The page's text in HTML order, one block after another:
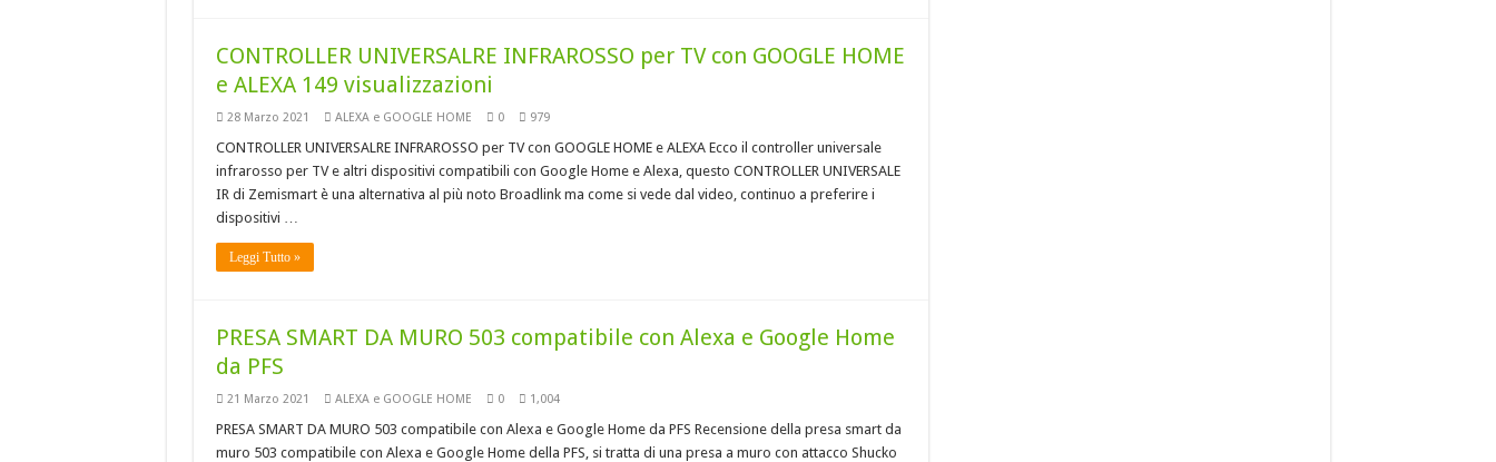
CONTROLLER UNIVERSALRE INFRAROSSO per TV con GOOGLE HOME
e ALEXA 149 visualizzazioni
28 Marzo 2021 ALEXA e GOOGLE HOME 0 979
CONTROLLER UNIVERSALRE INFRAROSSO per TV con GOOGLE HOME e ALEXA Ecco il controller universale
infrarosso per TV e altri dispositivi compatibili con Google Home e Alexa, questo CONTROLLER UNIVERSALE
IR di Zemismart è una alternativa al più noto Broadlink ma come si vede dal video, continuo a preferire i
dispositivi …
Leggi Tutto »
PRESA SMART DA MURO 503 compatibile con Alexa e Google Home
da PFS
21 Marzo 2021 ALEXA e GOOGLE HOME 0 1,004
PRESA SMART DA MURO 503 compatibile con Alexa e Google Home da PFS Recensione della presa smart da
muro 503 compatibile con Alexa e Google Home della PFS, si tratta di una presa a muro con attacco Shucko